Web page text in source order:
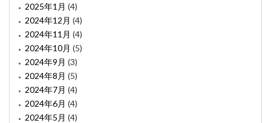
2025年1月 (4)
2024年12月 (4)
2024年11月 (4)
2024年10月 (5)
2024年9月 (3)
2024年8月 (5)
2024年7月 (4)
2024年6月 (4)
2024年5月 (4)